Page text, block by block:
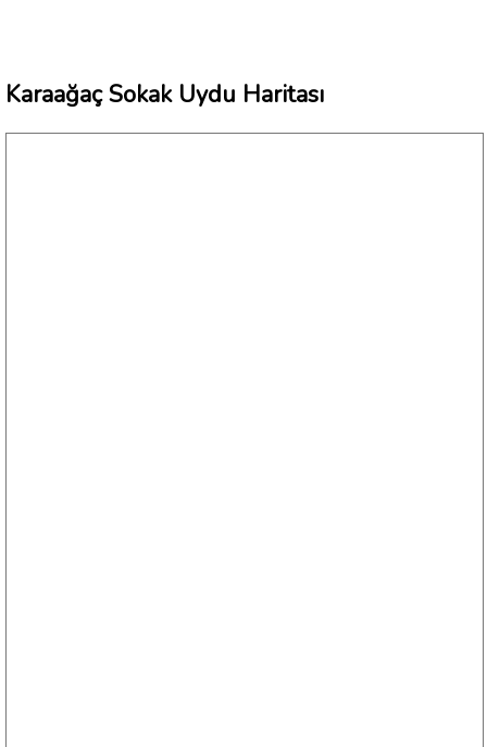
Karaağaç Sokak Uydu Haritası